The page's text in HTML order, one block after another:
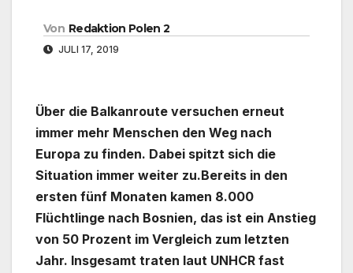
Von Redaktion Polen 2
JULI 17, 2019
Über die Balkanroute versuchen erneut
immer mehr Menschen den Weg nach
Europa zu finden. Dabei spitzt sich die
Situation immer weiter zu.Bereits in den
ersten fünf Monaten kamen 8.000
Flüchtlinge nach Bosnien, das ist ein Anstieg
von 50 Prozent im Vergleich zum letzten
Jahr. Insgesamt traten laut UNHCR fast